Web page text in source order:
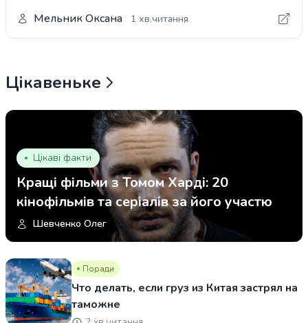
Мельник Оксана
1 хв.читання
Цікавеньке
Цікаві факти
Кращі фільми з Томом Харді: 20
кінофільмів та серіалів за його участю
Шевченко Олег
Поради
Что делать, если груз из Китая застрял на
таможне